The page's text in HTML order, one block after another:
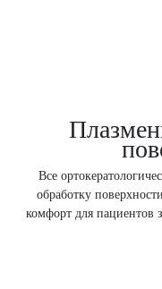
Все
обработку
комфорт для пациентов